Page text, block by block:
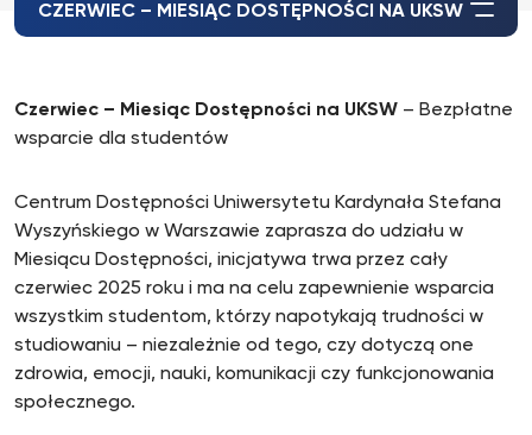
CZERWIEC – MIESIĄC DOSTĘPNOŚCI NA UKSW
Czerwiec – Miesiąc Dostępności na UKSW – Bezpłatne
wsparcie dla studentów
Centrum Dostępności Uniwersytetu Kardynała Stefana
Wyszyńskiego w Warszawie zaprasza do udziału w
Miesiącu Dostępności, inicjatywa trwa przez cały
czerwiec 2025 roku i ma na celu zapewnienie wsparcia
wszystkim studentom, którzy napotykają trudności w
studiowaniu – niezależnie od tego, czy dotyczą one
zdrowia, emocji, nauki, komunikacji czy funkcjonowania
społecznego.